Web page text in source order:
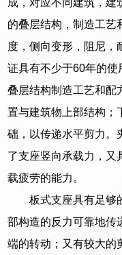
成，对应不同建筑，建
的叠层结构，制造工艺
度，侧向变形，阻尼，
证具有不少于60年的
叠层结构制造工艺和配
置与建筑物上部结构；
础，以传递水平剪力。
了支座竖向承载力，又
载疲劳的能力。
板式支座具有足够
部构造的反力可靠地传
端的转动；又有较大的